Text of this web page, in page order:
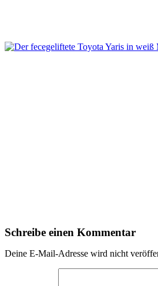
Schreibe einen Kommentar
Deine E-Mail-Adresse wird nicht